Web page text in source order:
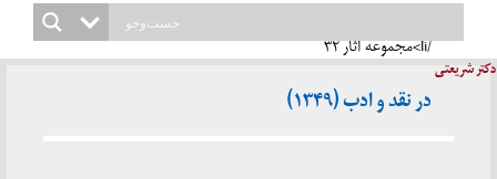
دکتر شریعتی
/li>مجموعه آثار ۳۲
در نقد و ادب (۱۳۴۹)